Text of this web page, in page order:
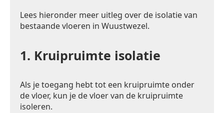
Lees hieronder meer uitleg over de isolatie van
bestaande vloeren in Wuustwezel.
1. Kruipruimte isolatie
Als je toegang hebt tot een kruipruimte onder
de vloer, kun je de vloer van de kruipruimte
isoleren.